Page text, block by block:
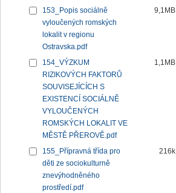
153_Popis sociálně
vyloučených romských
lokalit v regionu
Ostravska.pdf
9,1MB
154_VÝZKUM
RIZIKOVÝCH FAKTORŮ
SOUVISEJÍCÍCH S
EXISTENCÍ SOCIÁLNĚ
VYLOUČENÝCH
ROMSKÝCH LOKALIT VE
MĚSTĚ PŘEROVĚ.pdf
1,1MB
155_Přípravná třída pro
děti ze sociokulturně
znevýhodněného
prostředí.pdf
216k